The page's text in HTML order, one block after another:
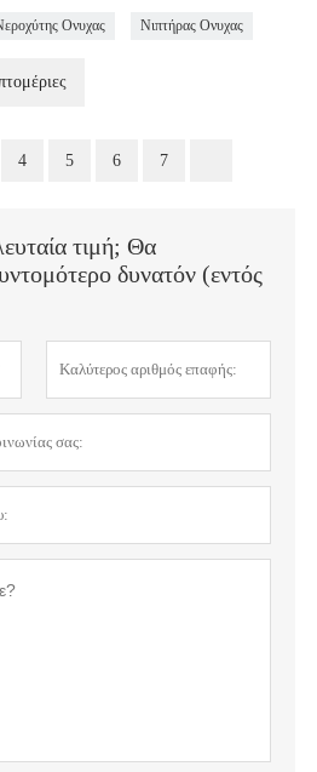
Ονυχας Νιπτήρας Ονυχας
4 5 6 7
τιμή; Θα
δυνατόν (εντός